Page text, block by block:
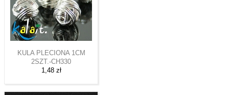
KULA PLECIONA 1CM
2SZT.-CH330
1,48 zł